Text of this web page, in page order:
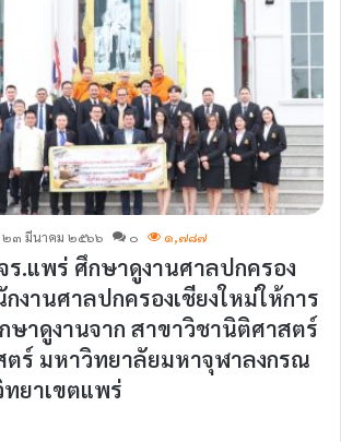
๒๓ มีนาคม ๒๕๖๖ ๐ ๑,๗๘๗
ร.แพร่ ศึกษาดูงานศาลปกครอง
งานศาลปกครองเชียงใหม่ให้การ
าดูงานจาก สาขาวิชานิติศาสตร์
ร์ มหาวิทยาลัยมหาจุฬาลงกรณ
ยาเขตแพร่